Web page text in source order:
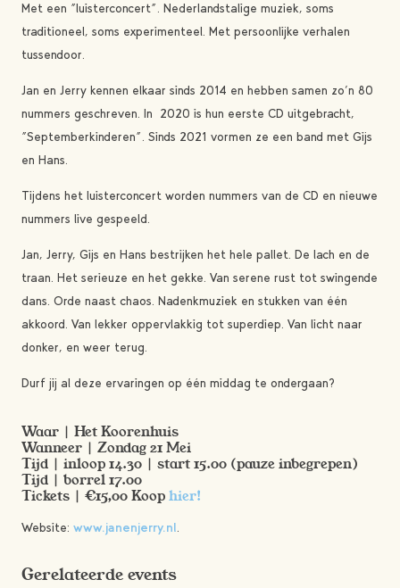
Met een “luisterconcert”. Nederlandstalige muziek, soms
traditioneel, soms experimenteel. Met persoonlijke verhalen
tussendoor.
Jan en Jerry kennen elkaar sinds 2014 en hebben samen zo’n 80
nummers geschreven. In 2020 is hun eerste CD uitgebracht,
“Septemberkinderen”. Sinds 2021 vormen ze een band met Gijs
en Hans.
Tijdens het luisterconcert worden nummers van de CD en nieuwe
nummers live gespeeld.
Jan, Jerry, Gijs en Hans bestrijken het hele pallet. De lach en de
traan. Het serieuze en het gekke. Van serene rust tot swingende
dans. Orde naast chaos. Nadenkmuziek en stukken van één
akkoord. Van lekker oppervlakkig tot superdiep. Van licht naar
donker, en weer terug.
Durf jij al deze ervaringen op één middag te ondergaan?
Waar | Het Koorenhuis
Wanneer | Zondag 21 Mei
Tijd | inloop 14.30 | start 15.00 (pauze inbegrepen)
Tijd | borrel 17.00
Tickets | €15,00 Koophier!
Website: www.janenjerry.nl.
Gerelateerde events